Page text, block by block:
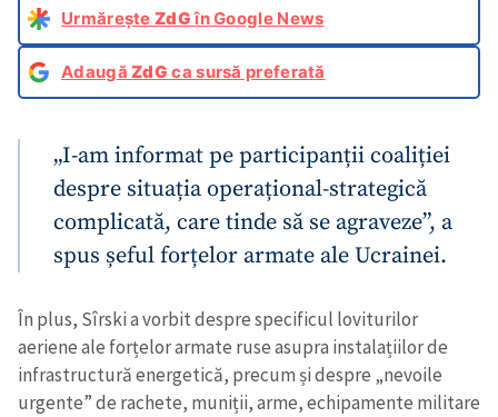
Urmărește ZdGîn Google News
AdaugăZdG ca sursă preferată
„I-am informat pe participanții coaliției
despre situația operațional-strategică
complicată, care tinde să se agraveze”, a
spus șeful forțelor armate ale Ucrainei.
În plus, Sîrski a vorbit despre specificul loviturilor
aeriene ale forțelor armate ruse asupra instalațiilor de
infrastructură energetică, precum și despre „nevoile
urgente” de rachete, muniții, arme, echipamente militare